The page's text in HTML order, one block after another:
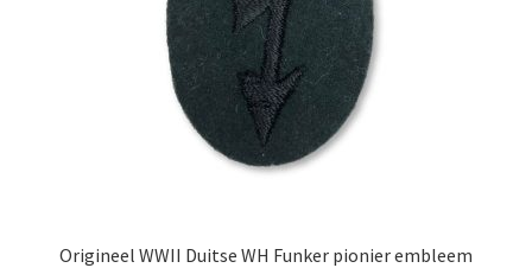
Origineel WWII Duitse WH Funker pionier embleem